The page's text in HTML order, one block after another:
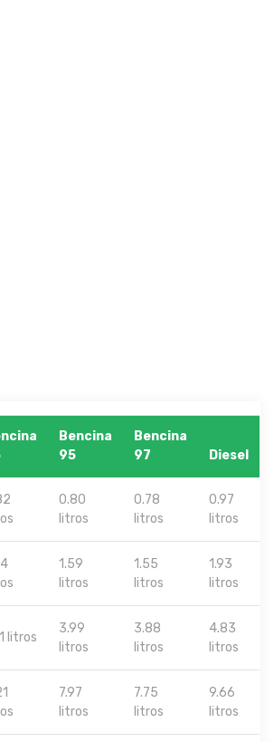
Bencina
95
Bencina
97
Diesel
0.80
litros
0.78
litros
0.97
litros
1.59
litros
1.55
litros
1.93
litros
litros
3.99
litros
3.88
litros
4.83
litros
7.97
litros
7.75
litros
9.66
litros